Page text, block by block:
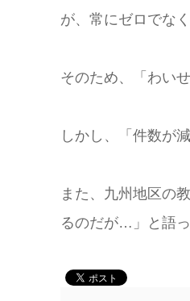
が、常にゼロでな
そのため、「わい
しかし、「件数が
また、九州地区の
るのだが…」と語っ